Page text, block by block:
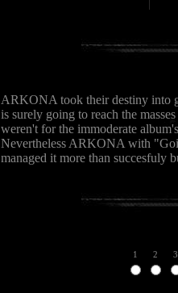
ARKONA took their destiny into
is surely going to reach the
weren't for the immoderate
Nevertheless ARKONA with
managed it more than succesfuly
1 2 3